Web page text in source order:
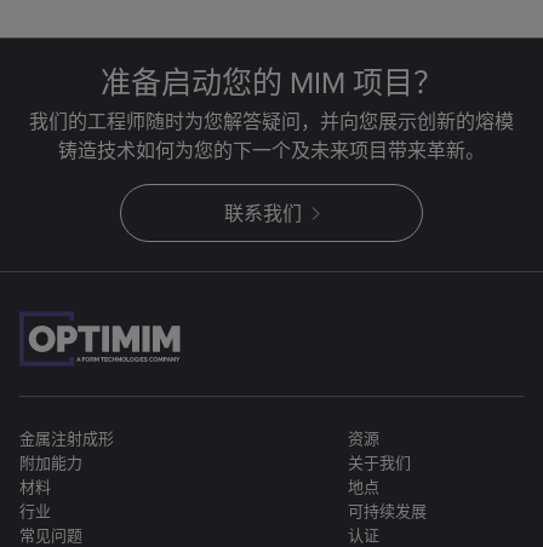
准备启动您的 MIM 项目？
我们的工程师随时为您解答疑问，并向您展示创新的熔模
铸造技术如何为您的下一个及未来项目带来革新。
联系我们
金属注射成形
附加能力
材料
行业
常见问题
资源
关于我们
地点
可持续发展
认证